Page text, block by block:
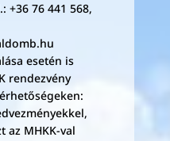
+36 76 441 568,
esetén is
rendezvény
az MHKK-val